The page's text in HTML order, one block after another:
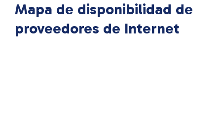
Mapa de disponibilidad de
proveedores de Internet